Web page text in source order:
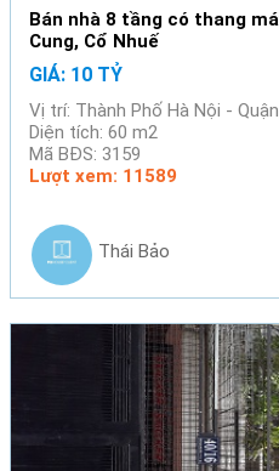
Bán nhà 8 tầng có thang
Cung, Cổ Nhuế
GIÁ: 10 TỶ
Vị trí: Thành Phố Hà Nội -
Diện tích: 60 m2
Mã BĐS: 3159
Lượt xem: 11589
Thái Bảo